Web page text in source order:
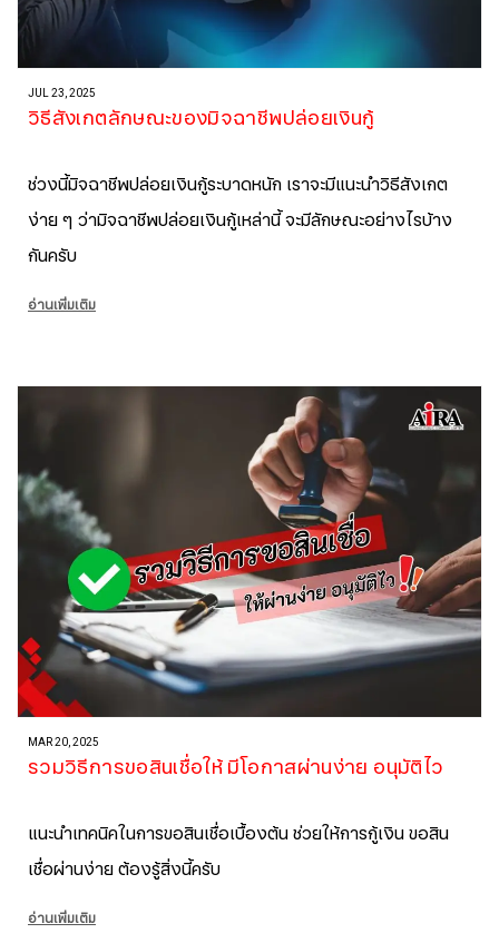
JUL 23, 2025
วิธีสังเกตลักษณะของมิจฉาชีพปล่อยเงินกู้
ช่วงนี้มิจฉาชีพปล่อยเงินกู้ระบาดหนัก เราจะมีแนะนำวิธีสังเกต
ง่าย ๆ ว่ามิจฉาชีพปล่อยเงินกู้เหล่านี้ จะมีลักษณะอย่างไรบ้าง
กันครับ
อ่านเพิ่มเติม
MAR 20, 2025
รวมวิธีการขอสินเชื่อให้ มีโอกาสผ่านง่าย อนุมัติไว
แนะนำเทคนิคในการขอสินเชื่อเบื้องต้น ช่วยให้การกู้เงิน ขอสิน
เชื่อผ่านง่าย ต้องรู้สิ่งนี้ครับ
อ่านเพิ่มเติม